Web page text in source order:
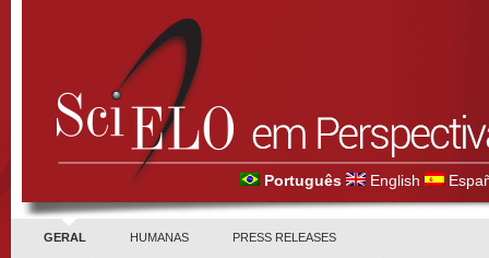
Português English
GERAL HUMANAS PRESS RELEASES